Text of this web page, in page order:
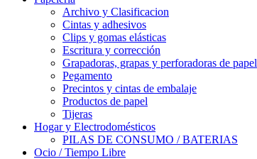
Archivo y Clasificacion
Cintas y adhesivos
Clips y gomas elásticas
Escritura y corrección
Grapadoras, grapas y perforadoras de papel
Pegamento
Precintos y cintas de embalaje
Productos de papel
Tijeras
Hogar y Electrodomésticos
PILAS DE CONSUMO / BATERIAS
Ocio / Tiempo Libre